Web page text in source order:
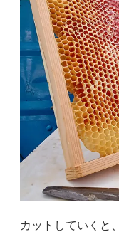
カットしていくと